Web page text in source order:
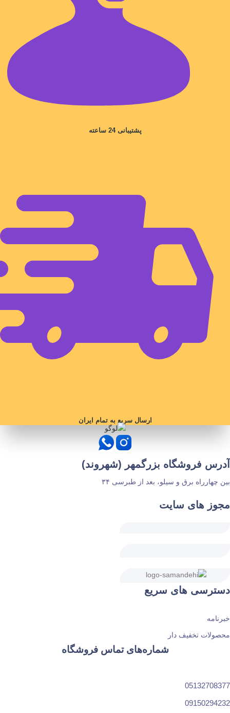
پشتیبانی 24 ساعته
ارسال سریع به تمام ایران
آدرس فروشگاه بزرگمهر (شهروند)
بین چهارراه برق و سیلو، بعد از طبرسی ۳۴
مجوز های سایت
دسترسی های سریع
خبرنامه
محصولات تخفیف دار
شماره‌های تماس فروشگاه
05132708377
09150294232